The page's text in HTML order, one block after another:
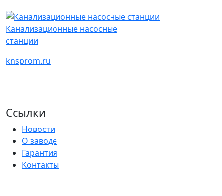
Канализационные насосные
станции
knsprom.ru
Ссылки
Новости
О заводе
Гарантия
Контакты